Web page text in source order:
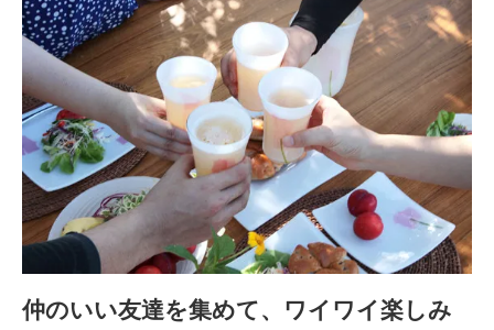
仲のいい友達を集めて、ワイワイ楽しみ